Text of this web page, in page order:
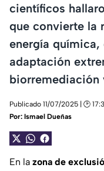
científicos
que convierte la
energía química,
adaptación
biorremediación
Publicado 11/07/2025 | 🕑
Por: Ismael Dueñas
En la zona de